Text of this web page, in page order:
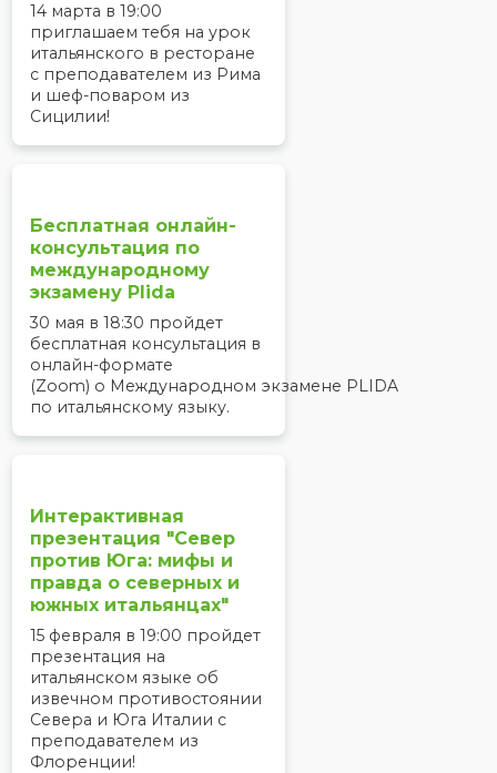
14 марта в 19:00
приглашаем тебя на урок
итальянского в ресторане
с преподавателем из Рима
и шеф-поваром из
Сицилии!
Бесплатная онлайн-
консультация по
международному
экзамену Plida
30 мая в 18:30 пройдет
бесплатная консультация в
онлайн-формате
(Zoom) о Международном экзамене PLIDA
по итальянскому языку.
Интерактивная
презентация "Север
против Юга: мифы и
правда о северных и
южных итальянцах"
15 февраля в 19:00 пройдет
презентация на
итальянском языке об
извечном противостоянии
Севера и Юга Италии с
преподавателем из
Флоренции!